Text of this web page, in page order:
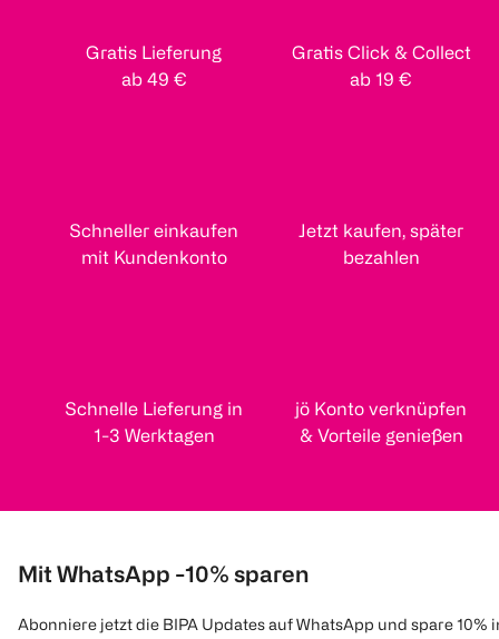
Gratis Lieferung
ab 49 €
Gratis Click & Collect
ab 19 €
Schneller einkaufen
mit Kundenkonto
Jetzt kaufen, später
bezahlen
Schnelle Lieferung in
1-3 Werktagen
jö Konto verknüpfen
& Vorteile genießen
Mit WhatsApp -10% sparen
Abonniere jetzt die BIPA Updates auf WhatsApp und spare 10%